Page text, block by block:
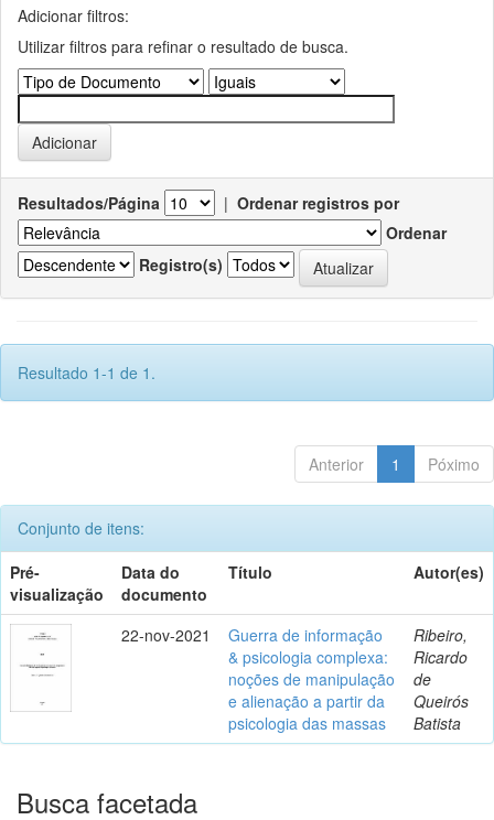
Adicionar filtros:
Utilizar filtros para refinar o resultado de busca.
Resultados/Página | Ordenar registros por
Ordenar
Registro(s)
Resultado 1-1 de 1.
Anterior 1 Póximo
Conjunto de itens:
Pré-
visualização
Data do
documento
Título Autor(es)
22-nov-2021
Guerra de informação
& psicologia complexa:
noções de manipulação
e alienação a partir da
psicologia das massas
Ribeiro,
Ricardo
de
Queirós
Batista
Busca facetada